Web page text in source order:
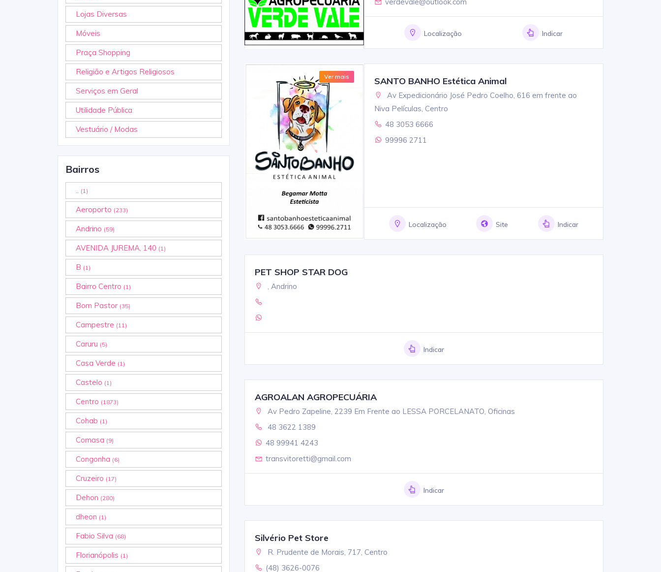
Lojas Diversas
Móveis
Praça Shopping
Religião e Artigos Religiosos
Serviços em Geral
Utilidade Pública
Vestuário / Modas
Bairros
.. (1)
Aeroporto (233)
Andrino (59)
AVENIDA JUREMA, 140 (1)
B (1)
Bairro Centro (1)
Bom Pastor (35)
Campestre (11)
Caruru (5)
Casa Verde (1)
Castelo (1)
Centro (1873)
Cohab (1)
Comasa (9)
Congonha (6)
Cruzeiro (17)
Dehon (280)
dheon (1)
Fabio Silva (68)
Florianópolis (1)
Localização Indicar
Ver mais SANTO BANHO Estética Animal
Av Expedicionário José Pedro Coelho, 616 em frente ao
Niva Películas, Centro
48 3053 6666
99996 2711
Localização Site Indicar
PET SHOP STAR DOG
, Andrino
Indicar
AGROALAN AGROPECUÁRIA
Av Pedro Zapeline, 2239 Em Frente ao LESSA PORCELANATO, Oficinas
48 3622 1389
48 99941 4243
transvitoretti@gmail.com
Indicar
Silvério Pet Store
R. Prudente de Morais, 717, Centro
(48) 3626-0076